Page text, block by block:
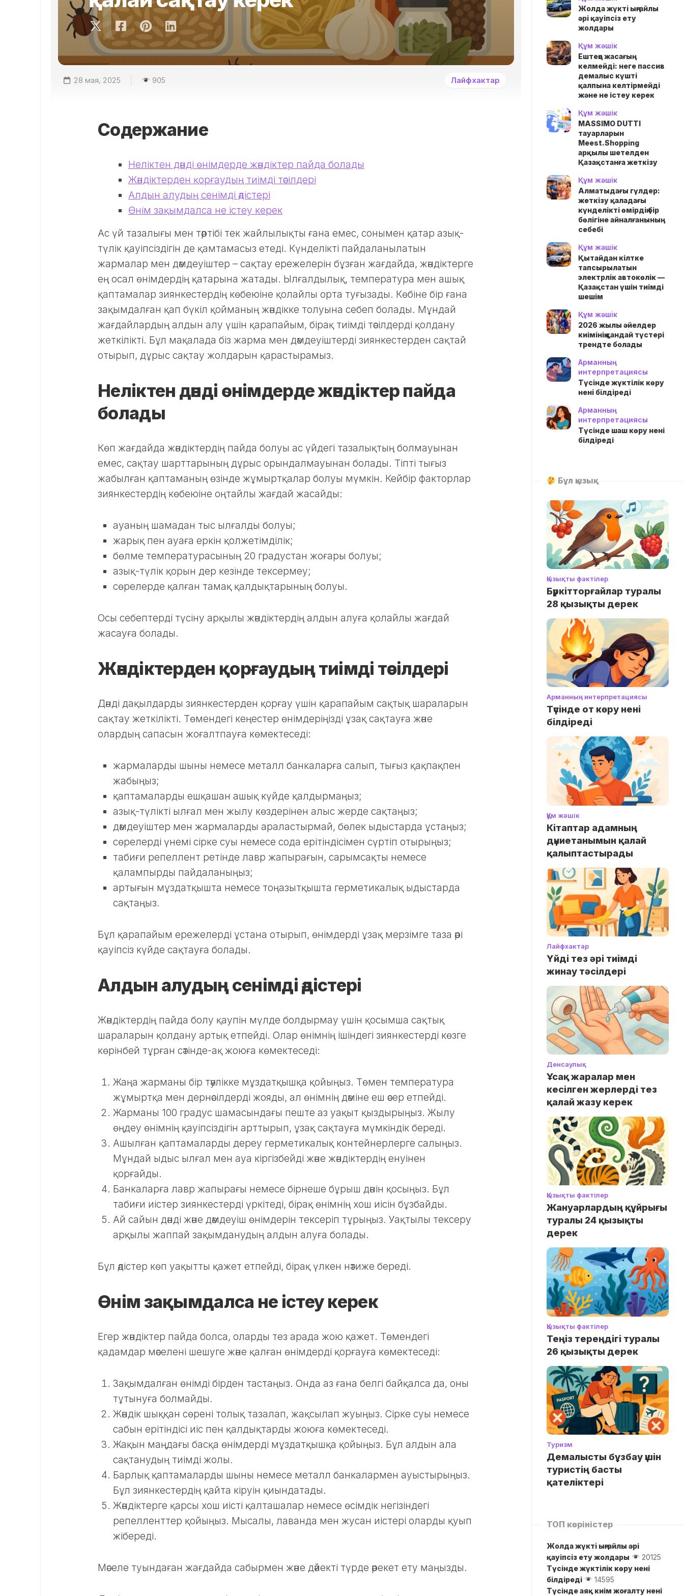
28 мая, 2025 905 Лайфхактар
Содержание
Неліктен дәнді өнімдерде жәндіктер пайда болады
Жәндіктерден қорғаудың тиімді тәсілдері
Алдын алудың сенімді әдістері
Өнім зақымдалса не істеу керек
Ас үй тазалығы мен тәртібі тек жайлылықты ғана емес, сонымен қатар азық-
түлік қауіпсіздігін де қамтамасыз етеді. Күнделікті пайдаланылатын
жармалар мен дәмдеуіштер – сақтау ережелерін бұзған жағдайда, жәндіктерге
ең осал өнімдердің қатарына жатады. Ылғалдылық, температура мен ашық
қаптамалар зиянкестердің көбеюіне қолайлы орта туғызады. Көбіне бір ғана
зақымдалған қап бүкіл қойманың жәндікке толуына себеп болады. Мұндай
жағдайлардың алдын алу үшін қарапайым, бірақ тиімді тәсілдерді қолдану
жеткілікті. Бұл мақалада біз жарма мен дәмдеуіштерді зиянкестерден сақтай
отырып, дұрыс сақтау жолдарын қарастырамыз.
Неліктен дәнді өнімдерде жәндіктер пайда
болады
Көп жағдайда жәндіктердің пайда болуы ас үйдегі тазалықтың болмауынан
емес, сақтау шарттарының дұрыс орындалмауынан болады. Тіпті тығыз
жабылған қаптаманың өзінде жұмыртқалар болуы мүмкін. Кейбір факторлар
зиянкестердің көбеюіне оңтайлы жағдай жасайды:
ауаның шамадан тыс ылғалды болуы;
жарық пен ауаға еркін қолжетімділік;
бөлме температурасының 20 градустан жоғары болуы;
азық-түлік қорын дер кезінде тексермеу;
сөрелерде қалған тамақ қалдықтарының болуы.
Осы себептерді түсіну арқылы жәндіктердің алдын алуға қолайлы жағдай
жасауға болады.
Жәндіктерден қорғаудың тиімді тәсілдері
Дәнді дақылдарды зиянкестерден қорғау үшін қарапайым сақтық шараларын
сақтау жеткілікті. Төмендегі кеңестер өнімдеріңізді ұзақ сақтауға және
олардың сапасын жоғалтпауға көмектеседі:
жармаларды шыны немесе металл банкаларға салып, тығыз қақпақпен
жабыңыз;
қаптамаларды ешқашан ашық күйде қалдырмаңыз;
азық-түлікті ылғал мен жылу көздерінен алыс жерде сақтаңыз;
дәмдеуіштер мен жармаларды араластырмай, бөлек ыдыстарда ұстаңыз;
сөрелерді үнемі сірке суы немесе сода ерітіндісімен сүртіп отырыңыз;
табиғи репеллент ретінде лавр жапырағын, сарымсақты немесе
қалампырды пайдаланыңыз;
артығын мұздатқышта немесе тоңазытқышта герметикалық ыдыстарда
сақтаңыз.
Бұл қарапайым ережелерді ұстана отырып, өнімдерді ұзақ мерзімге таза әрі
қауіпсіз күйде сақтауға болады.
Алдын алудың сенімді әдістері
Жәндіктердің пайда болу қаупін мүлде болдырмау үшін қосымша сақтық
шараларын қолдану артық етпейді. Олар өнімнің ішіндегі зиянкестерді көзге
көрінбей тұрған сәтінде-ақ жоюға көмектеседі:
Жаңа жарманы бір тәулікке мұздатқышқа қойыңыз. Төмен температура
жұмыртқа мен дернәсілдерді жояды, ал өнімнің дәміне еш әсер етпейді.
Жарманы 100 градус шамасындағы пеште аз уақыт қыздырыңыз. Жылу
өңдеу өнімнің қауіпсіздігін арттырып, ұзақ сақтауға мүмкіндік береді.
Ашылған қаптамаларды дереу герметикалық контейнерлерге салыңыз.
Мұндай ыдыс ылғал мен ауа кіргізбейді және жәндіктердің енуінен
қорғайды.
Банкаларға лавр жапырағы немесе бірнеше бұрыш дәнін қосыңыз. Бұл
табиғи иістер зиянкестерді үркітеді, бірақ өнімнің хош иісін бұзбайды.
Ай сайын дәнді және дәмдеуіш өнімдерін тексеріп тұрыңыз. Уақтылы тексеру
арқылы жаппай зақымданудың алдын алуға болады.
Бұл әдістер көп уақытты қажет етпейді, бірақ үлкен нәтиже береді.
Өнім зақымдалса не істеу керек
Егер жәндіктер пайда болса, оларды тез арада жою қажет. Төмендегі
қадамдар мәселені шешуге және қалған өнімдерді қорғауға көмектеседі:
Зақымдалған өнімді бірден тастаңыз. Онда аз ғана белгі байқалса да, оны
тұтынуға болмайды.
Жәндік шыққан сөрені толық тазалап, жақсылап жуыңыз. Сірке суы немесе
сабын ерітіндісі иіс пен қалдықтарды жоюға көмектеседі.
Жақын маңдағы басқа өнімдерді мұздатқышқа қойыңыз. Бұл алдын ала
сақтанудың тиімді жолы.
Барлық қаптамаларды шыны немесе металл банкалармен ауыстырыңыз.
Бұл зиянкестердің қайта кіруін қиындатады.
Жәндіктерге қарсы хош иісті қалташалар немесе өсімдік негізіндегі
репелленттер қойыңыз. Мысалы, лаванда мен жусан иістері оларды қуып
жібереді.
Мәселе туындаған жағдайда сабырмен және дәйекті түрде әрекет ету маңызды.
Жолда жүктi ыңғайлы
әрі қауіпсіз ету
жолдары
Құм жәшік
Ештеңе жасағың
келмейді: неге пассив
демалыс күшті
қалпына келтірмейді
және не істеу керек
Құм жәшік
MASSIMO DUTTI
тауарларын
Meest.Shopping
арқылы шетелден
Қазақстанға жеткізу
Құм жәшік
Алматыдағы гүлдер:
жеткізу қаладағы
күнделікті өмірдің бір
бөлігіне айналғанының
себебі
Құм жәшік
Қытайдан кілтке
тапсырылатын
электрлік автокөлік —
Қазақстан үшін тиімді
шешім
Құм жәшік
2026 жылы әйелдер
киімінің қандай түстері
трендте болады
Арманның
интерпретациясы
Түсінде жүктілік көру
нені білдіреді
Арманның
интерпретациясы
Түсінде шаш көру нені
білдіреді
Бұл қызық
Қызықты фактілер
Бүркітторғайлар туралы
28 қызықты дерек
Арманның интерпретациясы
Түсінде от көру нені
білдіреді
Құм жәшік
Кітаптар адамның
дүниетанымын қалай
қалыптастырады
Лайфхактар
Үйді тез әрі тиімді
жинау тәсілдері
Денсаулық
Ұсақ жаралар мен
кесілген жерлерді тез
қалай жазу керек
Қызықты фактілер
Жануарлардың құйрығы
туралы 24 қызықты
дерек
Қызықты фактілер
Теңіз тереңдігі туралы
26 қызықты дерек
Туризм
Демалысты бұзбау үшін
туристің басты
қателіктері
ТОП көріністер
Жолда жүктi ыңғайлы әрі
қауіпсіз ету жолдары
20125
Түсінде жүктілік көру нені
білдіреді
14595
Түсінде аяқ киім жоғалту нені